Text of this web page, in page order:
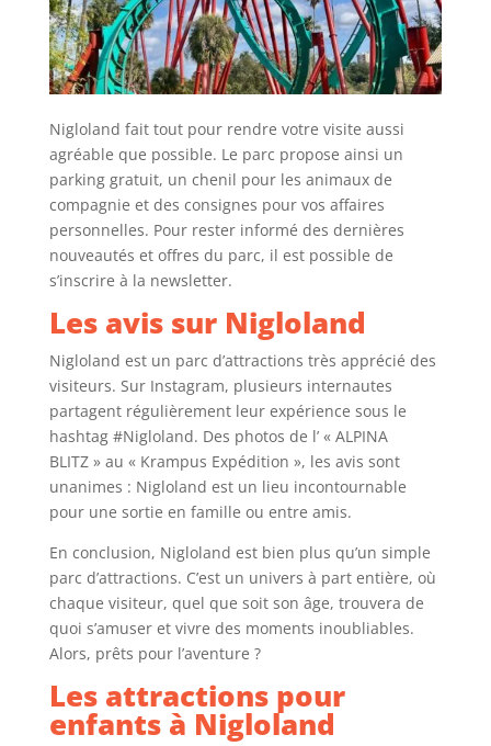
Nigloland fait tout pour rendre votre visite aussi
agréable que possible. Le parc propose ainsi un
parking gratuit, un chenil pour les animaux de
compagnie et des consignes pour vos affaires
personnelles. Pour rester informé des dernières
nouveautés et offres du parc, il est possible de
s’inscrire à la newsletter.
Les avis sur Nigloland
Nigloland est un parc d’attractions très apprécié des
visiteurs. Sur Instagram, plusieurs internautes
partagent régulièrement leur expérience sous le
hashtag #Nigloland. Des photos de l’ « ALPINA
BLITZ » au « Krampus Expédition », les avis sont
unanimes : Nigloland est un lieu incontournable
pour une sortie en famille ou entre amis.
En conclusion, Nigloland est bien plus qu’un simple
parc d’attractions. C’est un univers à part entière, où
chaque visiteur, quel que soit son âge, trouvera de
quoi s’amuser et vivre des moments inoubliables.
Alors, prêts pour l’aventure ?
Les attractions pour
enfants à Nigloland